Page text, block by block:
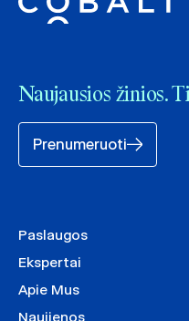
Naujausios žinios.
Prenumeruoti
Paslaugos
Ekspertai
Apie Mus
Naujienos